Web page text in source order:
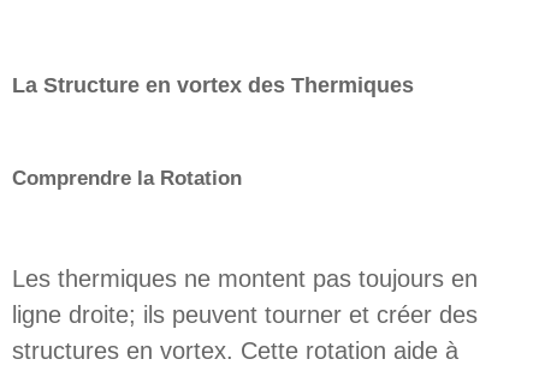
La Structure en vortex des Thermiques
Comprendre la Rotation
Les thermiques ne montent pas toujours en
ligne droite; ils peuvent tourner et créer des
structures en vortex. Cette rotation aide à